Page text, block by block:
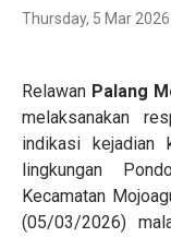
Thursday, 5 Mar
Relawan Palang
melaksanakan
indikasi kejadian
lingkungan
Kecamatan
(05/03/2026)